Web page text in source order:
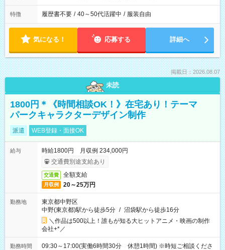
特徴 履歴書不要 / 40～50代活躍中 / 服装自由
気になる！ 応募する 詳細へ
掲載日：2026.08.07
未読
1800円＊《時間相談OK！》在宅あり！テーマ
パークキャラクターデザイン制作
派遣 WEB登録・面接OK
給与
時給1800円 月収例 234,000円
交通費別途支給あり
交通費 全額支給
月収例 20～25万円
勤務地
東京都中野区
中野(東京都)駅から徒歩5分 / 沼袋駅から徒歩16分
＼作品は500以上！誰もが知る大ヒットアニメ・映画の制作
会社+*／
勤務時間
09:30～17:00(実働6時間30分 休憩1時間) ※時短ご相談くださ